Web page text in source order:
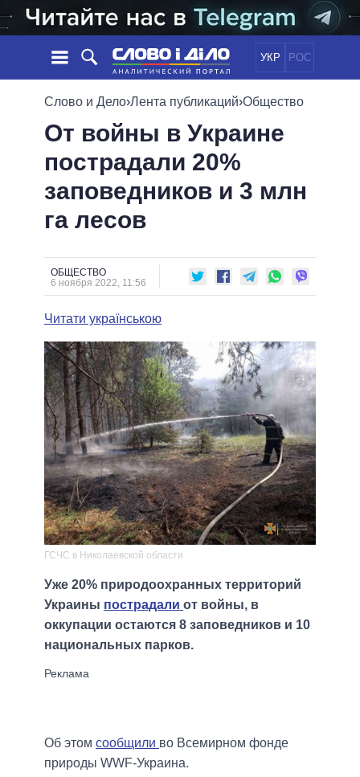
УКР РОС
НОВОСТИ
ЛЕНТА
СОБЫТИЯ
СТАТЬИ
ОБЗОРЫ
ДАЙДЖЕСТЫ
ПОЛИТИКА
ЭКОНОМИКА
ОБЩЕСТВО
ОБЕЩАНИЯ
ПОЛИТИКИ
ВСЕ ПОЛИТИКИ
ПРЕЗИДЕНТ И ОФИС
ВЕРХОВНАЯ РАДА
КАБИНЕТ МИНИСТРОВ
МЭРЫ
ВСЕ ПЕРСОНЫ
ИНФОГРАФИКА
ПОДДЕРЖАТЬ
СРАВНЕНИЕ ПОЛИТИКОВ
Слово и Дело›Лента публикаций›Общество
От войны в Украине
пострадали 20%
заповедников и 3 млн
га лесов
ОБЩЕСТВО
6 ноября 2022, 11:56
Читати українською
ГСЧС в Николаевской области
Уже 20% природоохранных территорий
Украины пострадали от войны, в
оккупации остаются 8 заповедников и 10
национальных парков.
Об этом сообщили во Всемирном фонде
природы WWF-Украина.